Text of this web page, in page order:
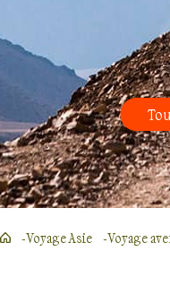
Voyage Asie Voyage